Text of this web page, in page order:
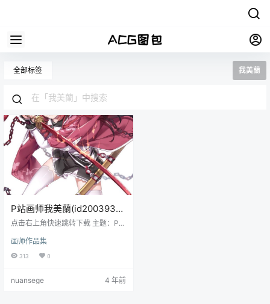
全部标签 我美蘭
P站画师我美蘭(id2003931)
原画插画作品合集动漫高清
点击右上角快速跳转下载 主题：P站
品合集动漫高清壁纸 格式：JPG/P
NG 数量：618P（持续更新中） 画
画师作品集
313 0
nuansege 4 年前